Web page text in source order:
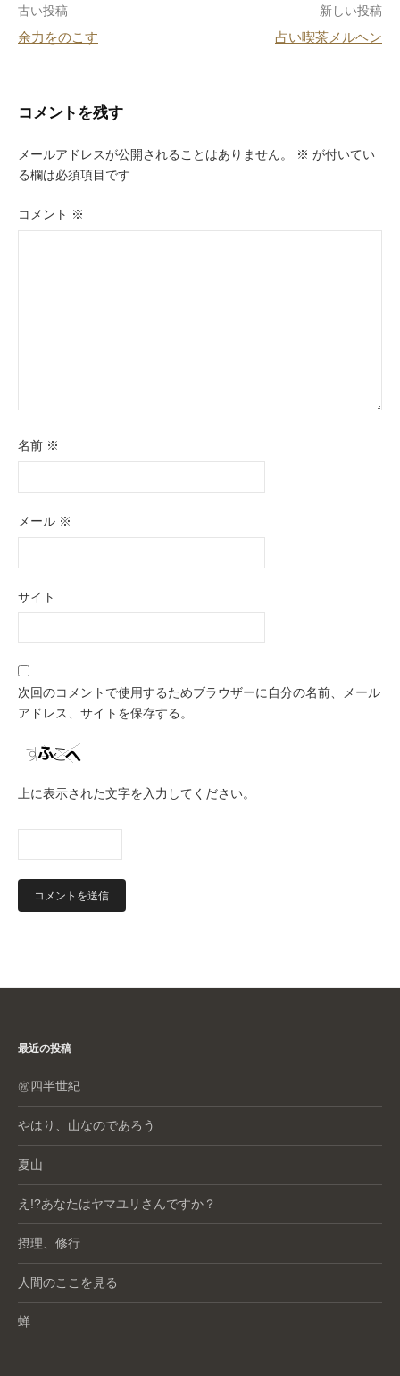
o
k
投
稿
ビ
ゲ
ー
シ
古い投稿
余力をのこす
新しい投稿
占い喫茶メルヘン
コメントを残す
メールアドレスが公開されることはありません。 ※ が付いてい
る欄は必須項目です
コメント ※
名前 ※
メール ※
サイト
次回のコメントで使用するためブラウザーに自分の名前、メール
アドレス、サイトを保存する。
上に表示された文字を入力してください。
最近の投稿
㊗️四半世紀
やはり、山なのであろう
夏山
え!?あなたはヤマユリさんですか？
摂理、修行
人間のここを見る
蝉